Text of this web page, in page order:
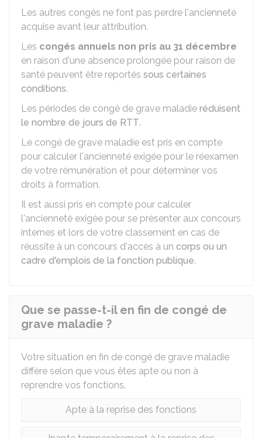
Les autres congés ne font pas perdre l'ancienneté
acquise avant leur attribution.
Les congés annuels non pris au 31 décembre
en raison d'une absence prolongée pour raison de
santé peuvent être reportés sous certaines
conditions.
Les périodes de congé de grave maladie réduisent
le nombre de jours de RTT.
Le congé de grave maladie est pris en compte
pour calculer l'ancienneté exigée pour le réexamen
de votre rémunération et pour déterminer vos
droits à formation.
Il est aussi pris en compte pour calculer
l'ancienneté exigée pour se présenter aux concours
internes et lors de votre classement en cas de
réussite à un concours d'accès à un corps ou un
cadre d'emplois de la fonction publique.
Que se passe-t-il en fin de congé de
grave maladie ?
Votre situation en fin de congé de grave maladie
diffère selon que vous êtes apte ou non à
reprendre vos fonctions.
Apte à la reprise des fonctions